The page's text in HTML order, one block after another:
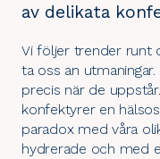
av delikata
Vi följer trender runt
ta oss an
precis när de
konfektyrer en
paradox med våra
hydrerade och med